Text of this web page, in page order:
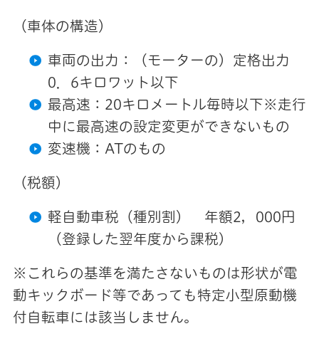
（車体の構造）
車両の出力：（モーターの）定格出力
0．6キロワット以下
最高速：20キロメートル毎時以下※走行
中に最高速の設定変更ができないもの
変速機：ATのもの
（税額）
軽自動車税（種別割） 年額2，000円
（登録した翌年度から課税)
※これらの基準を満たさないものは形状が電
動キックボード等であっても特定小型原動機
付自転車には該当しません。